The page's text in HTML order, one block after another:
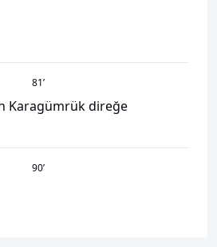
81’
Karagümrük direğe
90’